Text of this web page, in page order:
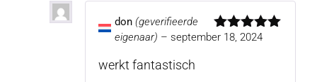
Gewaardeerd
don (geverifieerde
eigenaar) – september 18, 2024
werkt fantastisch